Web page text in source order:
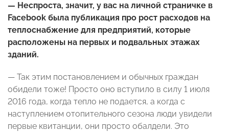
— Неспроста, значит, у вас на личной страничке в
Facebook была публикация про рост расходов на
теплоснабжение для предприятий, которые
расположены на первых и подвальных этажах
зданий.
— Так этим постановлением и обычных граждан
обидели тоже! Просто оно вступило в силу 1 июля
2016 года, когда тепло не подается, а когда с
наступлением отопительного сезона люди увидели
первые квитанции, они просто обалдели. Это